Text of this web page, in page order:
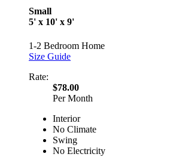
Small
5' x 10' x 9'
1-2 Bedroom Home
Size Guide
Rate:
$78.00
Per Month
Interior
No Climate
Swing
No Electricity